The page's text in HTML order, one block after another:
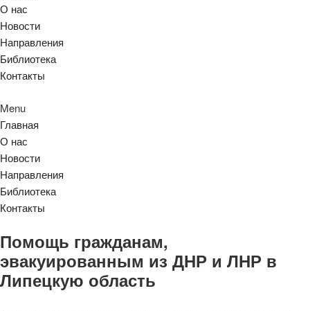
О нас
Новости
Направления
Библиотека
Контакты
Menu
Главная
О нас
Новости
Направления
Библиотека
Контакты
Помощь гражданам,
эвакуированным из ДНР и ЛНР в
Липецкую область